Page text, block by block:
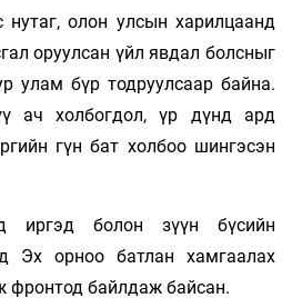
олон улсын харилцаанд
оруулсан үйл явдал болсныг
улам бүр тодруулсаар байна.
ач холбогдол, үр дүнд ард
гүн бат холбоо шингэсэн
иргэд болон зүүн бүсийн
Эх орноо батлан хамгаалах
фронтод байлдаж байсан.